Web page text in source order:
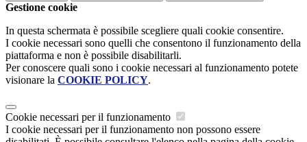
Gestione cookie
In questa schermata è possibile scegliere quali cookie consentire.
I cookie necessari sono quelli che consentono il funzionamento della
piattaforma e non è possibile disabilitarli.
Per conoscere quali sono i cookie necessari al funzionamento potete
visionare la COOKIE POLICY.
Cookie necessari per il funzionamento
I cookie necessari per il funzionamento non possono essere